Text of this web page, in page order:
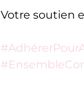
Votre soutien